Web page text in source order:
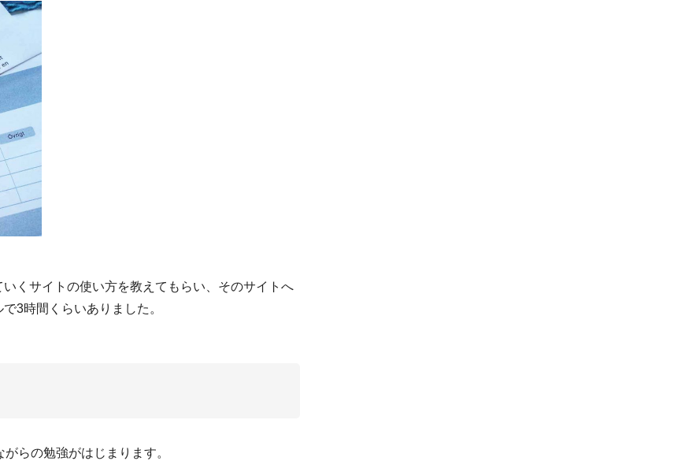
人・５つの性格と特徴。日本人はこうやって馴染もう
くサイトの使い方を教えてもらい、そのサイトへ
3時間くらいありました。
らの勉強がはじまります。